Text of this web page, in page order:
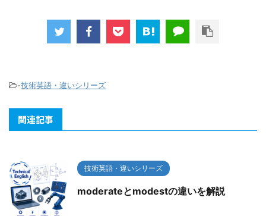
-技術英語・違いシリーズ
関連記事
技術英語・違いシリーズ
moderateとmodestの違いを解説